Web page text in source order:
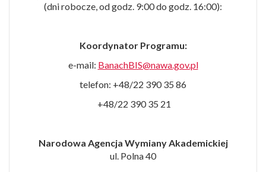
(dni robocze, od godz. 9:00 do godz. 16:00):
Koordynator Programu:
e-mail: BanachBIS@nawa.gov.pl
telefon: +48/22 390 35 86
+48/22 390 35 21
Narodowa Agencja Wymiany Akademickiej
ul. Polna 40